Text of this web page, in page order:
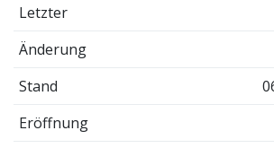
Letzter
Änderung
Stand
Eröffnung